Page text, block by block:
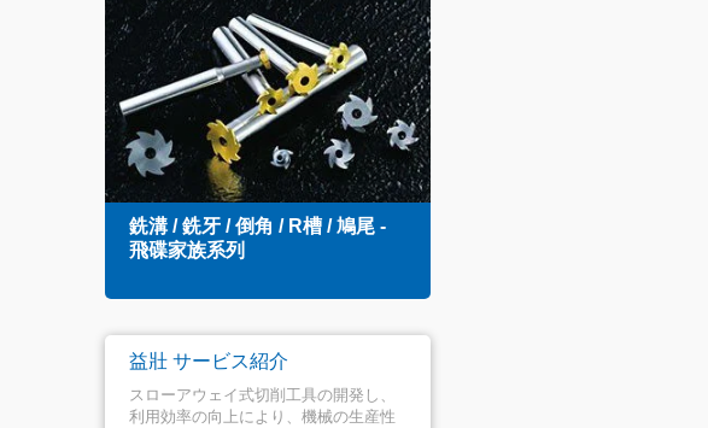
銑溝 / 銑牙 / 倒角 / R槽 / 鳩尾 -
飛碟家族系列
益壯 サービス紹介
スローアウェイ式切削工具の開発し、
利用効率の向上により、機械の生産性